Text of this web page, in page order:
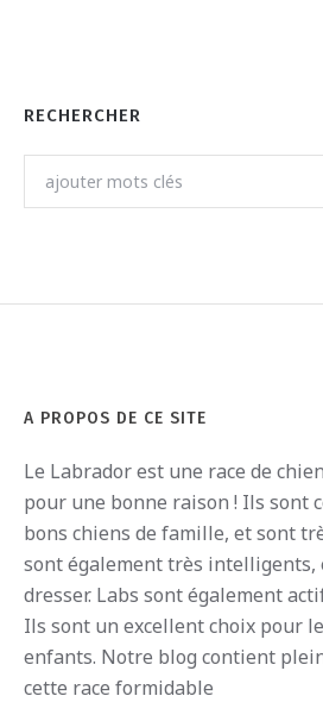
RECHERCHER
A PROPOS DE CE SITE
Le Labradorest une race de chien
pour une bonne raison ! Ils sont
bons chiens de famille, etsonttr
sontégalementtrès intelligents,
dresser. Labs sontégalementact
Ils sont un excellentchoix pour
enfants. Notre blog contient
cette race formidable